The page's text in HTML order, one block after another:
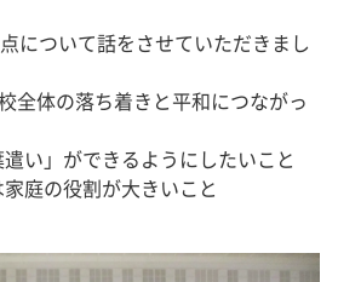
について話をさせていただきまし
全体の落ち着きと平和につながっ
い」ができるようにしたいこと
庭の役割が大きいこと